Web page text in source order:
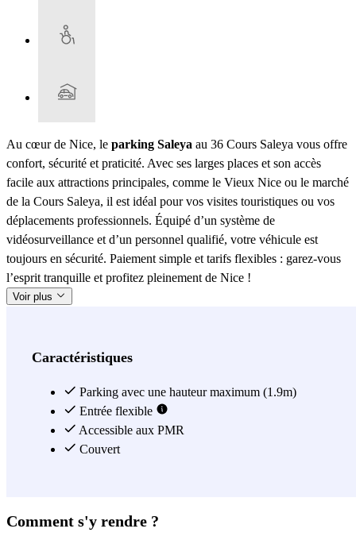
Au cœur de Nice, le parking Saleya au 36 Cours Saleya vous offre
confort, sécurité et praticité. Avec ses larges places et son accès
facile aux attractions principales, comme le Vieux Nice ou le marché
de la Cours Saleya, il est idéal pour vos visites touristiques ou vos
déplacements professionnels. Équipé d’un système de
vidéosurveillance et d’un personnel qualifié, votre véhicule est
toujours en sécurité. Paiement simple et tarifs flexibles : garez-vous
l’esprit tranquille et profitez pleinement de Nice !
Voir plus
Caractéristiques
Parking avec une hauteur maximum (1.9m)
Entrée flexible
Accessible aux PMR
Couvert
Comment s'y rendre ?